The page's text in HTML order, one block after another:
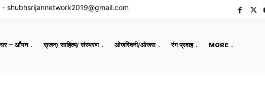
- shubhsrijannetwork2019@gmail.com
घर – आँगन सृजन/ साहित्य/ संस्मरण ओजस्विनी/ओजस रंग प्रवाह MORE